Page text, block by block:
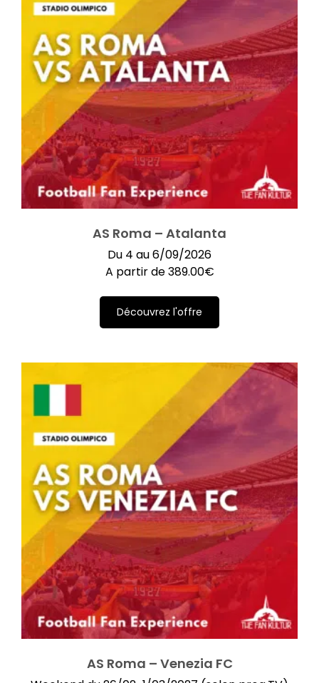
AS Roma – Atalanta
Du 4 au 6/09/2026
A partir de389.00€
Découvrez l'offre
AS Roma – Venezia FC